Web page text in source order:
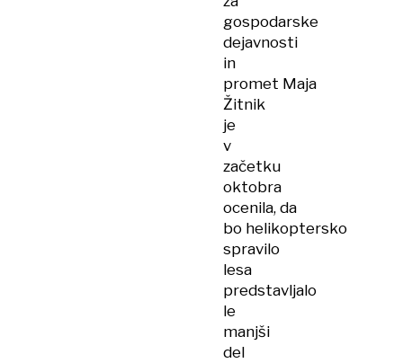
gospodarske
dejavnosti
in
promet Maja
Žitnik
je
v
začetku
oktobra
ocenila, da
bo helikoptersko
spravilo
lesa
predstavljalo
le
manjši
del